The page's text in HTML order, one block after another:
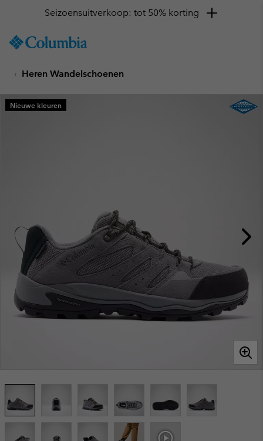
TO
SKIP
MAIN
NAV
Seizoensuitverkoop: tot 50% korting
Heren Wandelschoenen
Nieuwe kleuren